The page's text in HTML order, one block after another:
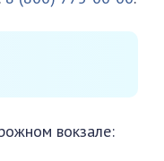
вокзале: